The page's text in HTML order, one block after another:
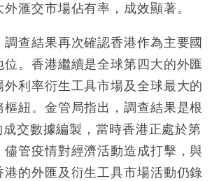
滙交市場佔有率，成效顯著。
查結果再次確認香港作為主要國
位。香港繼續是全球第四大的外匯
外利率衍生工具市場及全球最大的
樞紐。金管局指出，調查結果是根
交數據編製，當時香港正處於第
儘管疫情對經濟活動造成打擊，與
港的外匯及衍生工具市場活動仍錄